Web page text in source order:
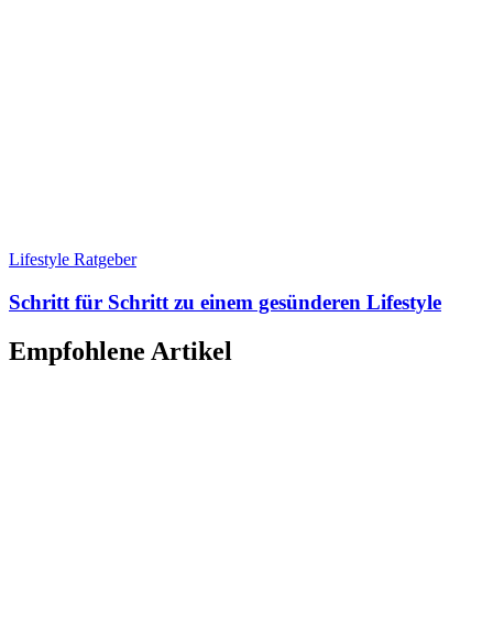
Lifestyle Ratgeber
Schritt für Schritt zu einem gesünderen Lifestyle
Empfohlene Artikel